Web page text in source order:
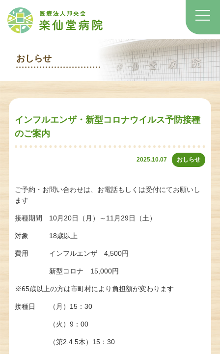
おしらせ
インフルエンザ・新型コロナウイルス予防接種
のご案内
2025.10.07 おしらせ
ご予約・お問い合わせは、お電話もしくは受付にてお願いし
ます
接種期間 10月20日（月）～11月29日（土）
対象 18歳以上
費用 インフルエンザ 4,500円
新型コロナ 15,000円
※65歳以上の方は市町村により負担額が変わります
接種日 （月）15：30
（火）9：00
（第2.4.5木）15：30